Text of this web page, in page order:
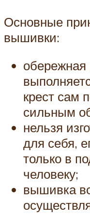
Основные
вышивки:
крест сам
сильным
нельзя
для себя,
только в
человеку;
вышивка